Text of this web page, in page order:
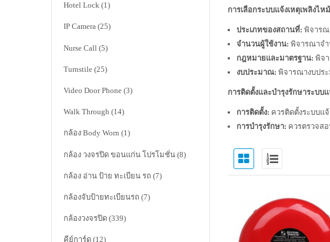
Hotel Lock (1)
IP Camera (25)
Nurse Call (5)
Turnstile (25)
Video Door Phone (3)
Walk Through (14)
กล้อง Body Worn (1)
กล้อง วงจรปิด ขอนแก่น โปรโมชั่น (8)
กล้อง อ่าน ป้าย ทะเบียน รถ (7)
กล้องจับป้ายทะเบียนรถ (7)
กล้องวงจรปิด (339)
คีย์การ์ด (12)
การเลือกระบบแจ้งเหตุเพลิงไห
ประเภทของสถานที่: พิจารณ
จำนวนผู้ใช้งาน: พิจารณาจำ
กฎหมายและมาตรฐาน: พิจ
งบประมาณ: พิจารณางบปร
การติดตั้งและบำรุงรักษาระบบ
การติดตั้ง: ควรติดตั้งระบบแ
การบำรุงรักษา: ควรตรวจส